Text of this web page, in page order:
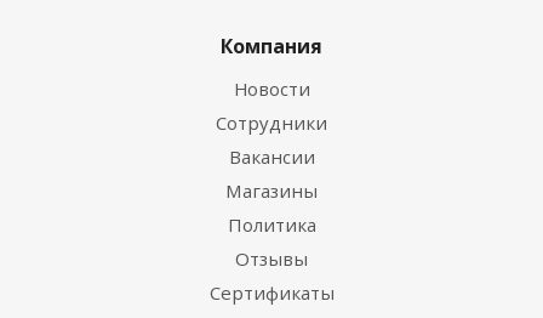
Компания
Новости
Сотрудники
Вакансии
Магазины
Политика
Отзывы
Сертификаты